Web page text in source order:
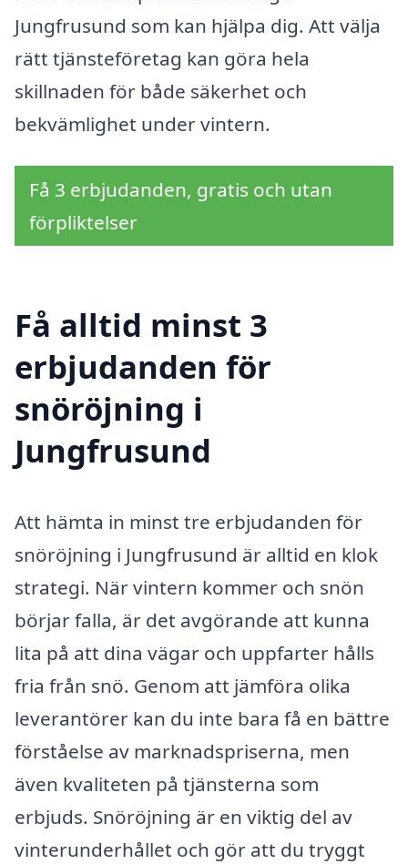
Jungfrusund som kan hjälpa dig. Att välja
rätt tjänsteföretag kan göra hela
skillnaden för både säkerhet och
bekvämlighet under vintern.
Få 3 erbjudanden, gratis och utan
förpliktelser
Få alltid minst 3
erbjudanden för
snöröjning i
Jungfrusund
Att hämta in minst tre erbjudanden för
snöröjning i Jungfrusund är alltid en klok
strategi. När vintern kommer och snön
börjar falla, är det avgörande att kunna
lita på att dina vägar och uppfarter hålls
fria från snö. Genom att jämföra olika
leverantörer kan du inte bara få en bättre
förståelse av marknadspriserna, men
även kvaliteten på tjänsterna som
erbjuds. Snöröjning är en viktig del av
vinterunderhållet och gör att du tryggt